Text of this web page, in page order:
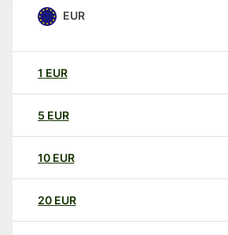
EUR
1 EUR
5 EUR
10 EUR
20 EUR